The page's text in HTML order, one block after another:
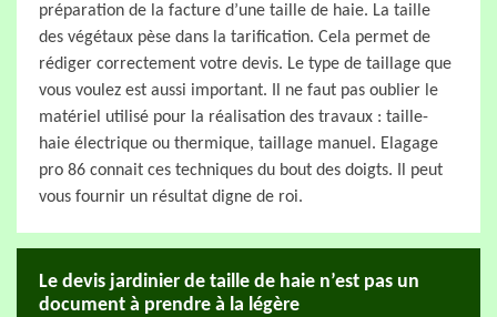
préparation de la facture d’une taille de haie. La taille
des végétaux pèse dans la tarification. Cela permet de
rédiger correctement votre devis. Le type de taillage que
vous voulez est aussi important. Il ne faut pas oublier le
matériel utilisé pour la réalisation des travaux : taille-
haie électrique ou thermique, taillage manuel. Elagage
pro 86 connait ces techniques du bout des doigts. Il peut
vous fournir un résultat digne de roi.
Le devis jardinier de taille de haie n’est pas un
document à prendre à la légère